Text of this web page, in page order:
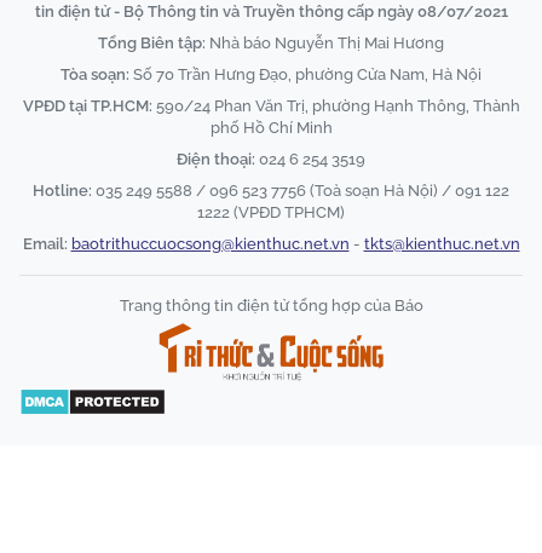
tin điện tử - Bộ Thông tin và Truyền thông cấp ngày 08/07/2021
Tổng Biên tập: Nhà báo Nguyễn Thị Mai Hương
Tòa soạn: Số 70 Trần Hưng Đạo, phường Cửa Nam, Hà Nội
VPĐD tại TP.HCM: 590/24 Phan Văn Trị, phường Hạnh Thông, Thành
phố Hồ Chí Minh
Điện thoại: 024 6 254 3519
Hotline: 035 249 5588 / 096 523 7756 (Toà soạn Hà Nội) / 091 122
1222 (VPĐD TPHCM)
Email: baotrithuccuocsong@kienthuc.net.vn - tkts@kienthuc.net.vn
Trang thông tin điện tử tổng hợp của Báo